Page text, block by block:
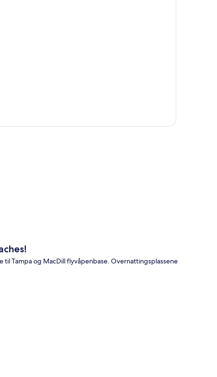
Tampa og MacDill flyvåpenbase. Overnattingsplassene